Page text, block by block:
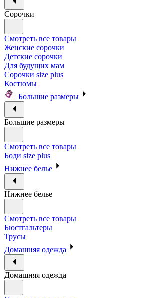
Сорочки
Смотреть все товары
Женские сорочки
Детские сорочки
Для будущих мам
Сорочки size plus
Костюмы
Большие размеры
Большие размеры
Смотреть все товары
Боди size plus
Нижнее белье
Нижнее белье
Смотреть все товары
Бюстгальтеры
Трусы
Домашняя одежда
Домашняя одежда